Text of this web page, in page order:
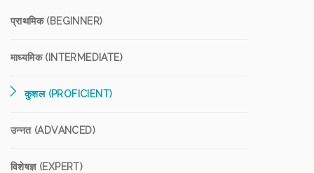
प्राथमिक (BEGINNER)
माध्यमिक (INTERMEDIATE)
कुशल (PROFICIENT)
उन्नत (ADVANCED)
विशेषज्ञ (EXPERT)